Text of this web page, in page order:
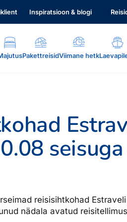
Inspiratsioon & blogi
PakettreisidViimane hetk
seisuga
reisisihtkohad
nädala avatud